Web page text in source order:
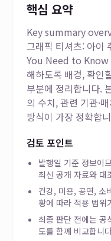
핵심 요약
Key summary
그래픽 티셔츠: 아이
You Need to Know
해하도록 배경, 확인
부분에 정리합니다.
의 수치, 관련 기관·
방식이 가장 정확합
검토 포인트
발행일 기준 정보이
최신 공개 자료와 대
건강, 미용, 공연, 소
황에 따라 적용 범위
최종 판단 전에는 공
도를 함께 비교합니